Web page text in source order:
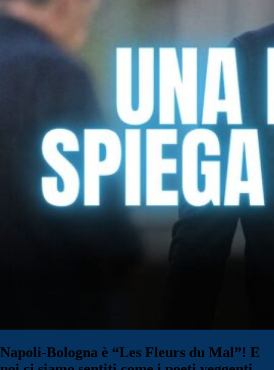
Napoli-Bologna è “Les Fleurs du Mal”! E